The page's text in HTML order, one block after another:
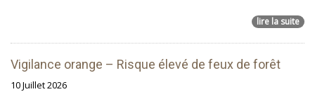
lire la suite
Vigilance orange – Risque élevé de feux de forêt
10 Juillet 2026